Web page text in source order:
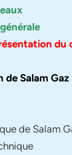
du
de Salam Gaz
de Salam